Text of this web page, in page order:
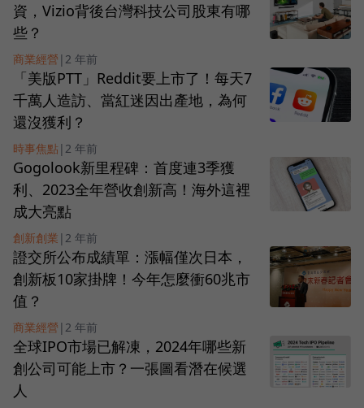
資，Vizio背後台灣科技公司股東有哪
些？
商業經營 | 2 年前
「美版PTT」Reddit要上市了！每天7
千萬人造訪、當紅迷因出產地，為何
還沒獲利？
時事焦點| 2 年前
Gogolook新里程碑：首度連3季獲
利、2023全年營收創新高！海外這裡
成大亮點
創新創業 | 2 年前
證交所公布成績單：漲幅僅次日本，
創新板10家掛牌！今年怎麼衝60兆市
值？
商業經營 | 2 年前
全球IPO市場已解凍，2024年哪些新
創公司可能上市？一張圖看潛在候選
人